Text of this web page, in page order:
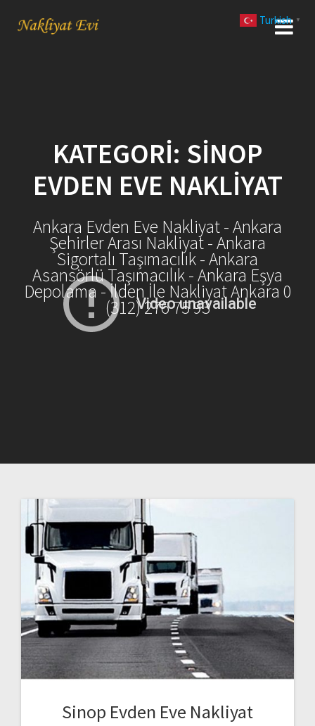
KATEGORI: SINOP
EVDEN EVE NAKLIYAT
Ankara Evden Eve Nakliyat - Ankara
Şehirler Arası Nakliyat - Ankara
Sigortalı Taşımacılık - Ankara
Asansörlü Taşımacılık - Ankara Eşya
Depolama - İlden İle Nakliyat Ankara 0
(312) 276 75 93
Sinop Evden Eve Nakliyat
Turkish ▼